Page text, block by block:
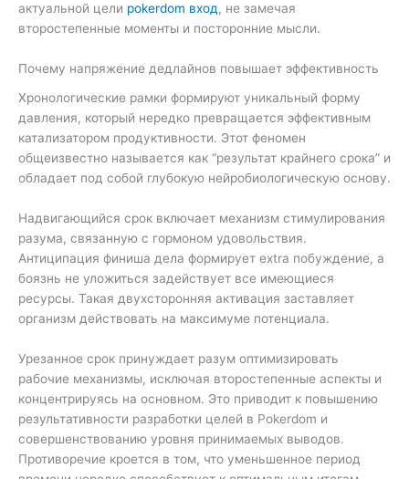
актуальной цели pokerdom вход, не замечая
второстепенные моменты и посторонние мысли.
Почему напряжение дедлайнов повышает эффективность
Хронологические рамки формируют уникальный форму
давления, который нередко превращается эффективным
катализатором продуктивности. Этот феномен
общеизвестно называется как “результат крайнего срока” и
обладает под собой глубокую нейробиологическую основу.
Надвигающийся срок включает механизм стимулирования
разума, связанную с гормоном удовольствия.
Антиципация финиша дела формирует extra побуждение, а
боязнь не уложиться задействует все имеющиеся
ресурсы. Такая двухсторонняя активация заставляет
организм действовать на максимуме потенциала.
Урезанное срок принуждает разум оптимизировать
рабочие механизмы, исключая второстепенные аспекты и
концентрируясь на основном. Это приводит к повышению
результативности разработки целей в Pokerdom и
совершенствованию уровня принимаемых выводов.
Противоречие кроется в том, что уменьшенное период